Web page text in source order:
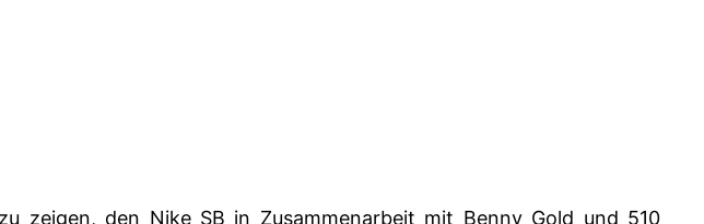
zeigen, den Nike SB in Zusammenarbeit mit Benny Gold und 510